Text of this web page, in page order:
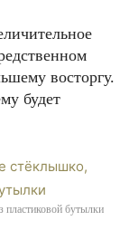
восторгу.
будет
пластиковой бутылки